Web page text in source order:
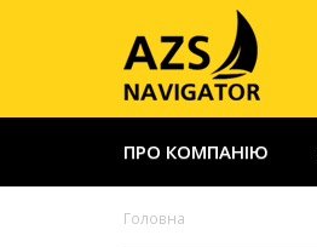
ПРО КОМПАНІЮ
Головна